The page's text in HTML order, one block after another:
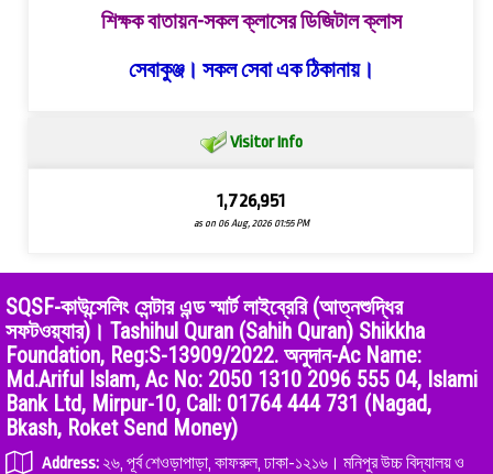
শিক্ষক বাতায়ন-সকল ক্লাসের ডিজিটাল ক্লাস
সেবাকুঞ্জ। সকল সেবা এক ঠিকানায়।
Visitor Info
1,726,951
as on 06 Aug, 2026 01:55 PM
SQSF-কাউন্সেলিং সেন্টার এন্ড স্মার্ট লাইব্রেরি (আত্নশুদ্ধির
সফটওয়্যার)। Tashihul Quran (Sahih Quran) Shikkha
Foundation, Reg:S-13909/2022. অনুদান-Ac Name:
Md.Ariful Islam, Ac No: 2050 1310 2096 555 04, Islami
Bank Ltd, Mirpur-10, Call: 01764 444 731 (Nagad,
Bkash, Roket Send Money)
Address: ২৬, পূর্ব শেওড়াপাড়া, কাফরুল, ঢাকা-১২১৬। মনিপুর উচ্চ বিদ্যালয় ও